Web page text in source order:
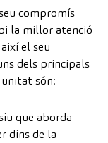
compromís
la millor atenció
el seu
dels principals
són:
que aborda
dins de la